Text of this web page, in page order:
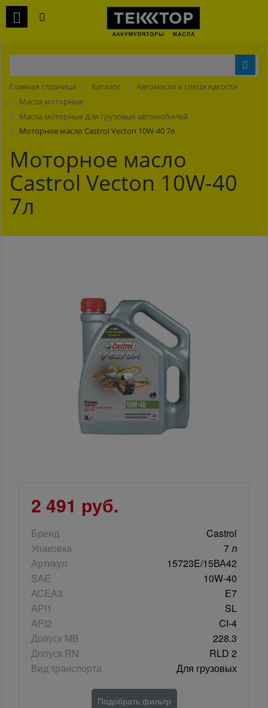
Главная страница Каталог
Автомасла и спецжидкости
Масла моторные
Масла моторные Для грузовых автомобилей
Моторное масло Castrol Vecton 10W-40 7л
Моторное масло
Castrol Vecton 10W-40
7л
2 491 руб.
Бренд
Castrol
Упаковка
7 л
Артикул
15723E/15ВА42
SAE
10W-40
ACEA3
Е7
API1
SL
API2
CI-4
Допуск MB
228.3
Допуск RN
RLD 2
Вид транспорта
Для грузовых
Подобрать фильтр